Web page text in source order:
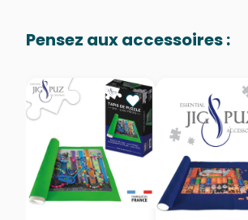
EAN
Nombre de pièces 650 pièces
Dimensions 41 x 32 cm
Pensez aux accessoires :